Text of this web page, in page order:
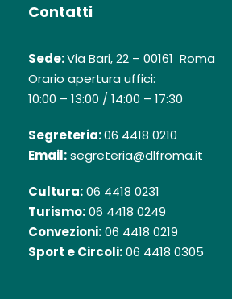
Contatti
Sede:Via Bari, 22 – 00161 Roma
Orario apertura uffici:
10:00 – 13:00 / 14:00 – 17:30
Segreteria:06 4418 0210
Email:segreteria@dlfroma.it
Cultura:06 4418 0231
Turismo:06 4418 0249
Convezioni:06 4418 0219
Sport e Circoli:06 4418 0305